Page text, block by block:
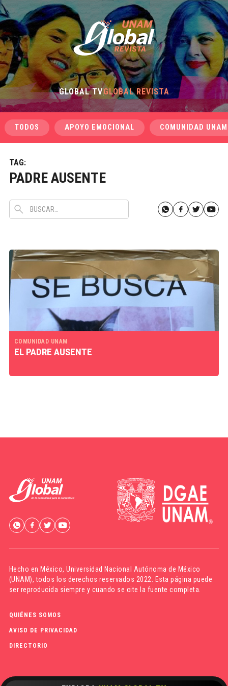
GLOBAL TVGLOBAL REVISTA
TODOS APOYO EMOCIONAL COMUNIDAD UNAM
TAG:
PADRE AUSENTE
COMUNIDAD UNAM
EL PADRE AUSENTE
Hecho en México,Universidad Nacional Autónoma de México
(UNAM), todos los derechos reservados 2022. Esta página puede
ser reproducida siempre y cuando se cite la fuente completa.
QUIÉNES SOMOS
AVISO DE PRIVACIDAD
DIRECTORIO